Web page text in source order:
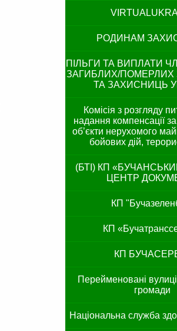
РОДИНАМ
ПІЛЬГИ ТА ВИПЛАТИ
ЗАГИБЛИХ/ПОМЕРЛИХ
ТА ЗАХИСНИЦЬ
Комісія з розгляду
надання компенсації
об’єкти нерухомого
бойових дій,
(БТІ) КП
ЦЕНТР
КП
КП
КП
Перейменовані
громади
Національна служба